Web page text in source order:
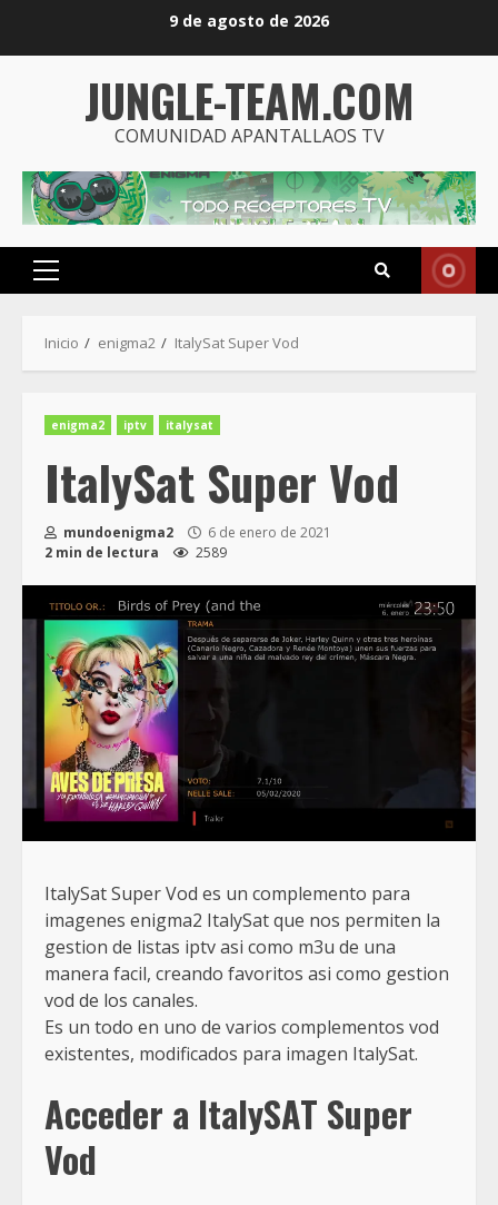
9 de agosto de 2026
JUNGLE-TEAM.COM
COMUNIDAD APANTALLAOS TV
Menú
Inicio enigma2 ItalySat Super Vod
enigma2 iptv italysat
ItalySat Super Vod
mundoenigma2
6 de enero de 2021
2 min de lectura
2589
ItalySat Super Vod es un complemento para
imagenes enigma2 ItalySat que nos permiten la
gestion de listas iptv asi como m3u de una
manera facil, creando favoritos asi como gestion
vod de los canales.
Es un todo en uno de varios complementos vod
existentes, modificados para imagen ItalySat.
Acceder a ItalySAT Super
Vod